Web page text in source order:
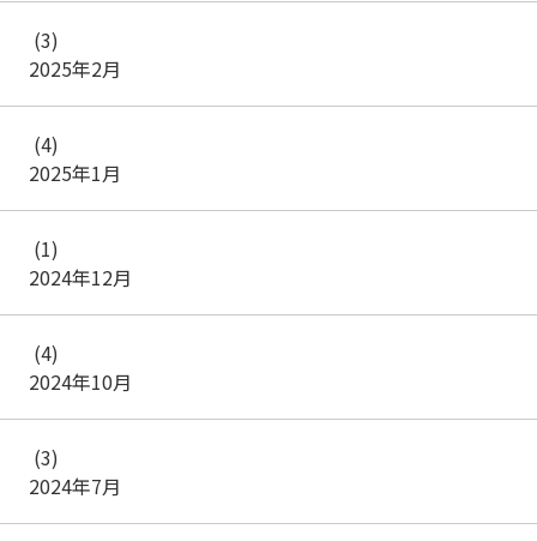
2025年2月
(3)
2025年1月
(4)
2024年12月
(1)
2024年10月
(4)
2024年7月
(3)